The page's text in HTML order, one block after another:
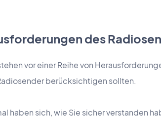
des
vor einer Reihe von
berücksichtigen sollten.
haben sich, wie Sie sicher verstanden